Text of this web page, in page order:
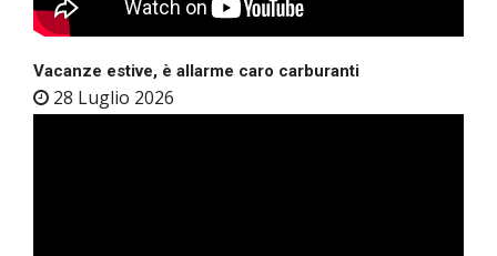
Vacanze estive, è allarme caro carburanti
28 Luglio 2026